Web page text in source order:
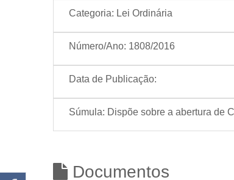
Categoria: Lei Ordinária
Número/Ano: 1808/2016
Data de Publicação:
Súmula: Dispõe sobre a abertura de
Documentos